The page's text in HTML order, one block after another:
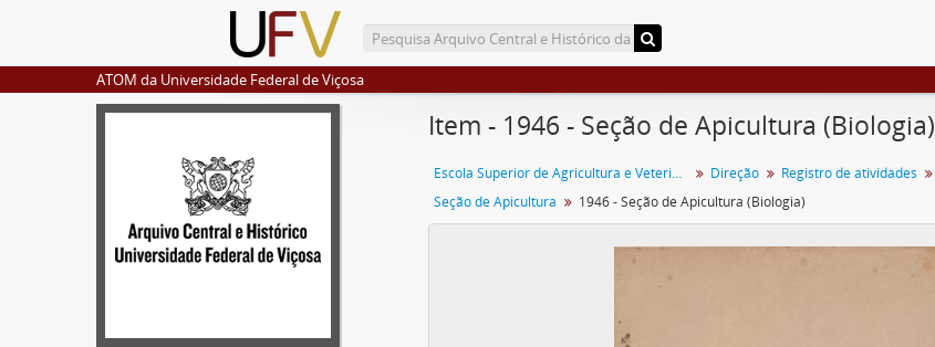
ATOM da Universidade Federal de Viçosa
Item - 1946 - Seção de Apicultura (Biologia)
Escola Superior de Agricultura e Veterinária (ESAV) Direção Registro de atividades
Seção de Apicultura
1946 - Seção de Apicultura (Biologia)